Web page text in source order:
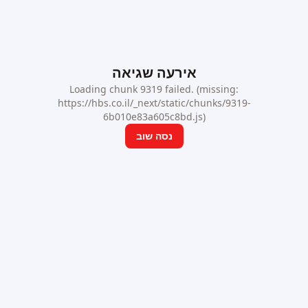
אירעה שגיאה
Loading chunk 9319 failed. (missing:
https://hbs.co.il/_next/static/chunks/9319-
6b010e83a605c8bd.js)